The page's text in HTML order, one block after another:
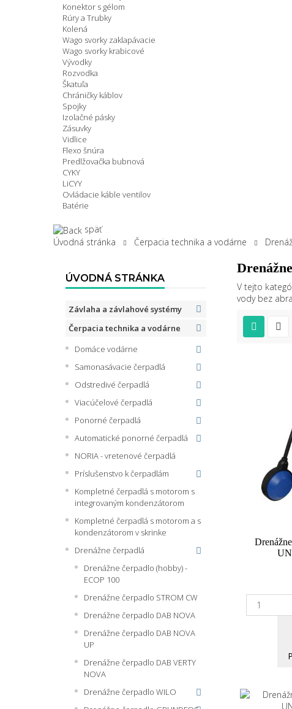
Konektor s gélom
Rúry a Trubky
Kolená
Wago svorky zaklapávacie
Wago svorky krabicové
Vývodky
Rozvodka
Škatuľa
Chráničky káblov
Spojky
Izolačné pásky
Zásuvky
Vidlice
Flexo šnúra
Predlžovačka bubnová
CYKY
LiCYY
Ovládacie káble ventilov
Batérie
späť
Úvodná stránka
Čerpacia technika a vodárne
ÚVODNÁ STRÁNKA
Závlaha a závlahové systémy
Čerpacia technika a vodárne
Domáce vodárne
Samonasávacie čerpadlá
Odstredivé čerpadlá
Viacúčelové čerpadlá
Ponorné čerpadlá
Automatické ponorné čerpadlá
NORIA - vretenové čerpadlá
Príslušenstvo k čerpadlám
Kompletné čerpadlá s motorom s
integrovaným kondenzátorom
Kompletné čerpadlá s motorom a s
kondenzátorom v skrinke
Drenážne čerpadlá
Drenážne čerpadlo (hobby) -
ECOP 100
Drenážne čerpadlo STROM CW
Drenážne čerpadlo DAB NOVA
Drenážne čerpadlo DAB NOVA
UP
Drenážne čerpadlo DAB VERTY
NOVA
Drenážne čerpadlo WILO
V tejto
vody bez